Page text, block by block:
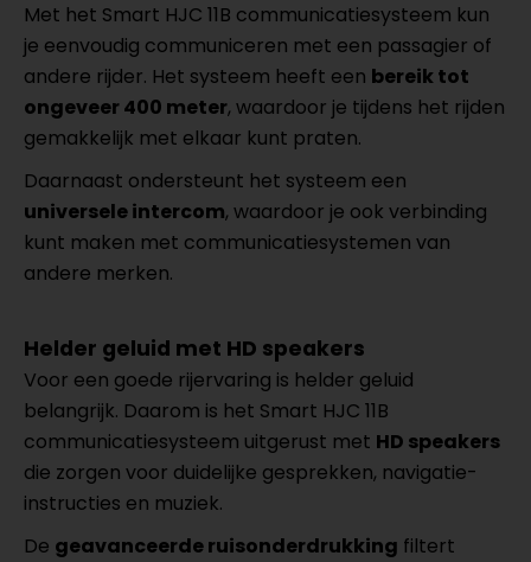
Met het Smart HJC 11B communicatiesysteem kun
je eenvoudig communiceren met een passagier of
andere rijder. Het systeem heeft een bereik tot
ongeveer 400 meter, waardoor je tijdens het rijden
gemakkelijk met elkaar kunt praten.
Daarnaast ondersteunt het systeem een
universele intercom, waardoor je ook verbinding
kunt maken met communicatiesystemen van
andere merken.
Helder geluid met HD speakers
Voor een goede rijervaring is helder geluid
belangrijk. Daarom is het Smart HJC 11B
communicatiesysteem uitgerust met HD speakers
die zorgen voor duidelijke gesprekken, navigatie-
instructies en muziek.
De geavanceerde ruisonderdrukking filtert